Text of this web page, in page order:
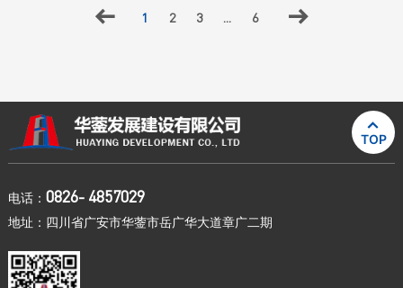
 1 2 3 ... 6 

TOP
电话： 0826- 4857029
地址：四川省广安市华蓥市岳广华大道章广二期